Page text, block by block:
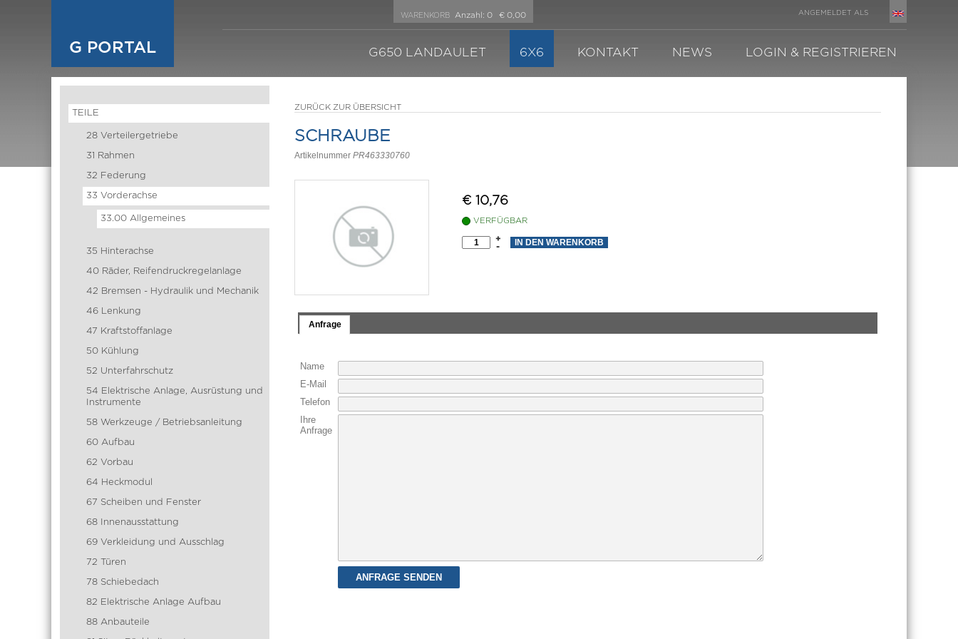
G PORTAL
ANGEMELDET ALS
WARENKORB Anzahl: 0 € 0,00
G650 LANDAULET 6X6 KONTAKT NEWS LOGIN & REGISTRIEREN
TEILE
28 Verteilergetriebe
31 Rahmen
32 Federung
33 Vorderachse
33.00 Allgemeines
35 Hinterachse
40 Räder, Reifendruckregelanlage
42 Bremsen - Hydraulik und Mechanik
46 Lenkung
47 Kraftstoffanlage
50 Kühlung
52 Unterfahrschutz
54 Elektrische Anlage, Ausrüstung und
Instrumente
58 Werkzeuge / Betriebsanleitung
60 Aufbau
62 Vorbau
64 Heckmodul
67 Scheiben und Fenster
68 Innenausstattung
69 Verkleidung und Ausschlag
72 Türen
78 Schiebedach
82 Elektrische Anlage Aufbau
88 Anbauteile
ZURÜCK ZUR ÜBERSICHT
SCHRAUBE
Artikelnummer PR463330760
€ 10,76
VERFÜGBAR
+
-
Anfrage
Name
E-Mail
Telefon
Ihre
Anfrage